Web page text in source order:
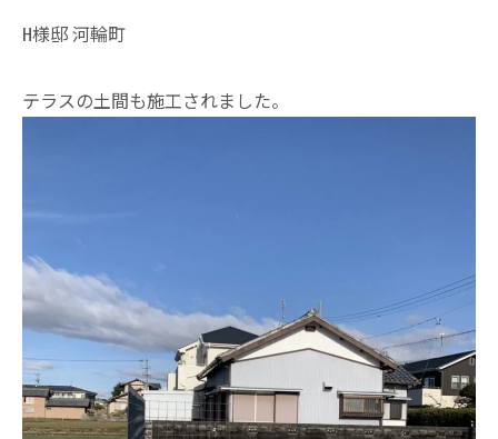
H様邸 河輪町
テラスの土間も施工されました。